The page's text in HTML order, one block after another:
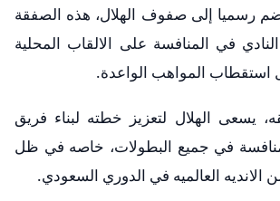
رسميا إلى صفوف الهلال، هذه الصفقة
في المنافسة على الالقاب المحلية
استقطاب المواهب الواعدة.
يسعى الهلال لتعزيز خطته لبناء فريق
في جميع البطولات، خاصه في ظل
الانديه العالميه في الدوري السعودي.